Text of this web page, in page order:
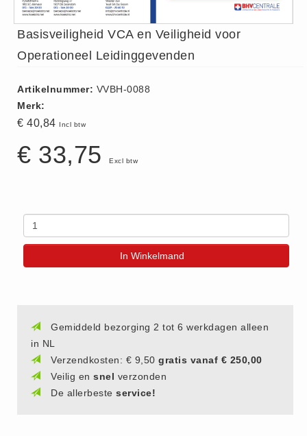
Evenementenveiligheid
Inspectiecentrale
Ons Team
Contact
Klachten
Privacy
Verzending
Actie (5)
AED
AED apparaten (11)
Basisveiligheid VCA en Veiligheid voor
Operationeel Leidinggevenden
Artikelnummer: VVBH-0088
Merk:
€ 40,84 Incl btw
€ 33,75 Excl btw
In Winkelmand
Gemiddeld bezorging 2 tot 6 werkdagen alleen
in NL
Verzendkosten: € 9,50 gratis vanaf € 250,00
Veilig en snel verzonden
De allerbeste service!